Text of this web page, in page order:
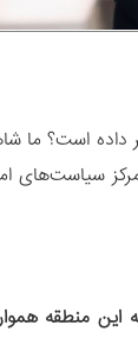
داده است؟ ما
منطقه